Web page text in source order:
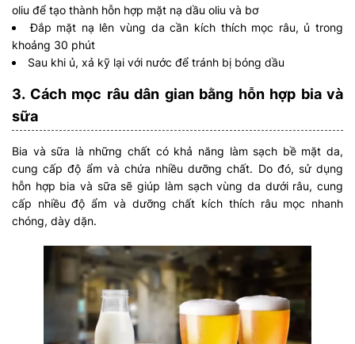
oliu để tạo thành hỗn hợp mặt nạ dầu oliu và bơ
Đắp mặt nạ lên vùng da cần kích thích mọc râu, ủ trong
khoảng 30 phút
Sau khi ủ, xả kỹ lại với nước để tránh bị bóng dầu
3. Cách mọc râu dân gian bằng hỗn hợp bia và
sữa
Bia và sữa là những chất có khả năng làm sạch bề mặt da,
cung cấp độ ẩm và chứa nhiều dưỡng chất. Do đó, sử dụng
hỗn hợp bia và sữa sẽ giúp làm sạch vùng da dưới râu, cung
cấp nhiều độ ẩm và dưỡng chất kích thích râu mọc nhanh
chóng, dày dặn.